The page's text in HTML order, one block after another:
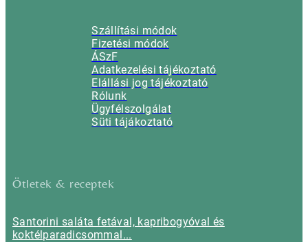
Szállítási módok
Fizetési módok
ÁSzF
Adatkezelési tájékoztató
Elállási jog tájékoztató
Rólunk
Ügyfélszolgálat
Süti tájákoztató
Ötletek & receptek
Santorini saláta fetával, kapribogyóval és
koktélparadicsommal...